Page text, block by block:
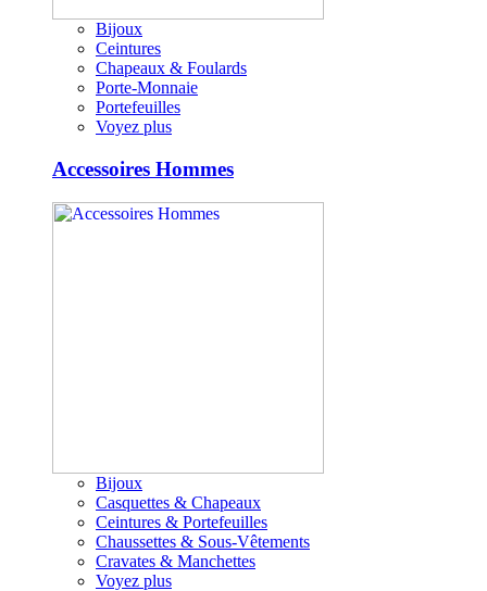
Bijoux
Ceintures
Chapeaux & Foulards
Porte-Monnaie
Portefeuilles
Voyez plus
Accessoires Hommes
Bijoux
Casquettes & Chapeaux
Ceintures & Portefeuilles
Chaussettes & Sous-Vêtements
Cravates & Manchettes
Voyez plus